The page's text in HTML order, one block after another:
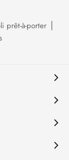
prêt-à-porter